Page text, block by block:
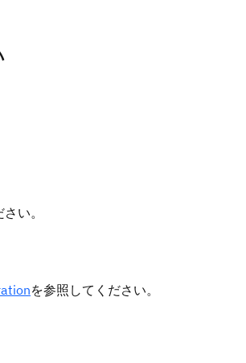
い。
を参照してください。